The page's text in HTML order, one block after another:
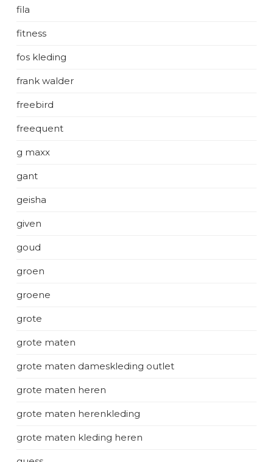
fila
fitness
fos kleding
frank walder
freebird
freequent
g maxx
gant
geisha
given
goud
groen
groene
grote
grote maten
grote maten dameskleding outlet
grote maten heren
grote maten herenkleding
grote maten kleding heren